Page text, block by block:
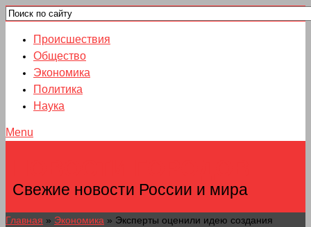
Происшествия
Общество
Экономика
Политика
Наука
Menu
Свежие новости России и мира
Главная » Экономика » Эксперты оценили идею создания